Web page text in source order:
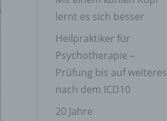
lernt es sich besser
Heilpraktiker für
Psychotherapie –
Prüfung bis auf weiteres
nach dem ICD10
20 Jahre